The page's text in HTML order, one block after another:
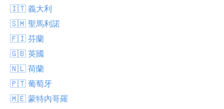
🇮🇹 義大利
🇸🇲 聖馬利諾
🇫🇮 芬蘭
🇬🇧 英國
🇳🇱 荷蘭
🇵🇹 葡萄牙
🇲🇪 蒙特內哥羅